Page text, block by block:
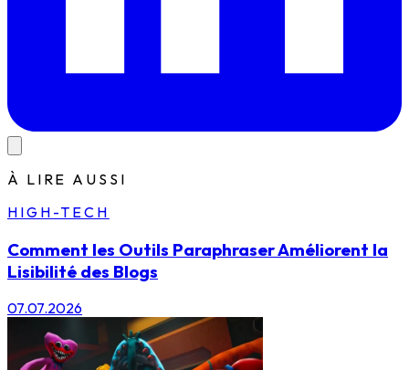
À LIRE AUSSI
HIGH-TECH
Comment les Outils Paraphraser Améliorent la
Lisibilité des Blogs
07.07.2026